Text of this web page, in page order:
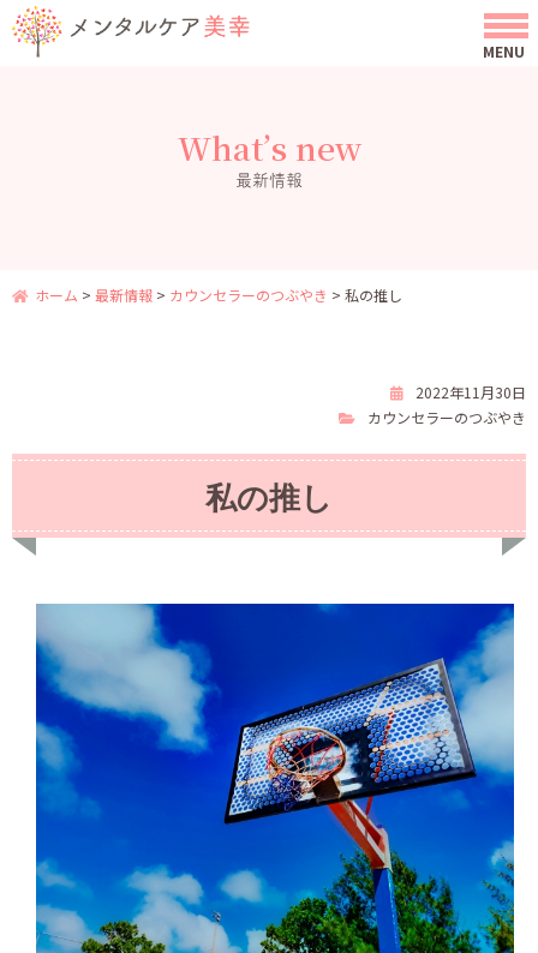
What’s new
最新情報
ホーム > 最新情報 > カウンセラーのつぶやき > 私の推し
2022年11月30日
カウンセラーのつぶやき
私の推し